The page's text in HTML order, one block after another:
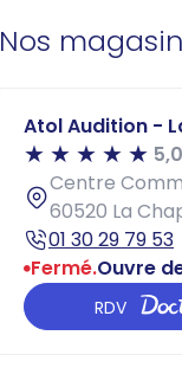
Nos
Atol Audition -
5,0
Centre
60520 La
01 30 29 79 53
Fermé.Ouvre
RDV